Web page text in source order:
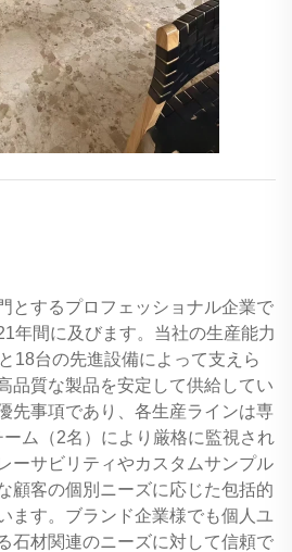
とするプロフェッショナル企業で
年間に及びます。当社の生産能力
18台の先進設備によって支えら
品質な製品を安定して供給してい
先事項であり、各生産ラインは専
ム（2名）により厳格に監視され
ーサビリティやカスタムサンプル
顧客の個別ニーズに応じた包括的
ます。ブランド企業様でも個人ユ
石材関連のニーズに対して信頼で